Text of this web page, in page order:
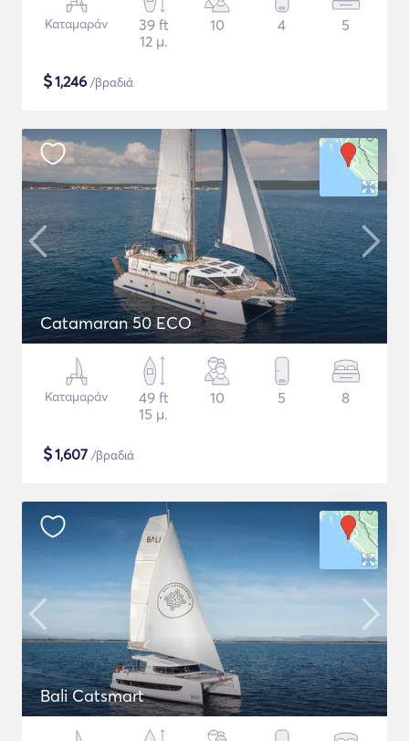
Καταμαράν
39 ft
12 μ.
10 4 5
$1,246 /βραδιά
Catamaran 50 ECO
Καταμαράν
49 ft
15 μ.
10 5 8
$1,607 /βραδιά
Bali Catsmart